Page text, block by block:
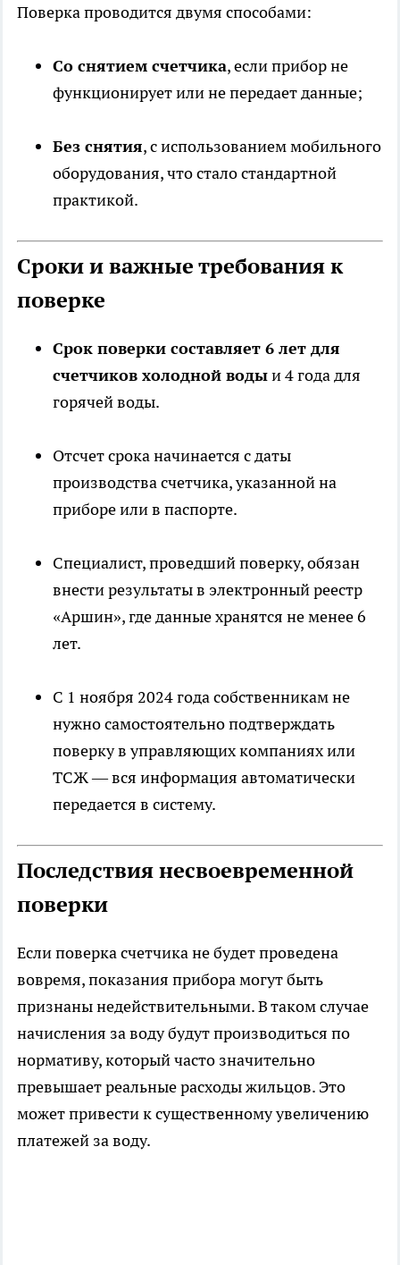
Поверка проводится двумя способами:
Со снятием счетчика, если прибор не
функционирует или не передает данные;
Без снятия, с использованием мобильного
оборудования, что стало стандартной
практикой.
Сроки и важные требования к
поверке
Срок поверки составляет 6 лет для
счетчиков холодной водыи 4 года для
горячей воды.
Отсчет срока начинается с даты
производства счетчика, указанной на
приборе или в паспорте.
Специалист, проведший поверку, обязан
внести результаты в электронный реестр
«Аршин», где данные хранятся не менее 6
лет.
С 1 ноября 2024 года собственникам не
нужно самостоятельно подтверждать
поверку в управляющих компаниях или
ТСЖ — вся информация автоматически
передается в систему.
Последствия несвоевременной
поверки
Если поверка счетчика не будет проведена
вовремя, показания прибора могут быть
признаны недействительными. В таком случае
начисления за воду будут производиться по
нормативу, который часто значительно
превышает реальные расходы жильцов. Это
может привести к существенному увеличению
платежей за воду.